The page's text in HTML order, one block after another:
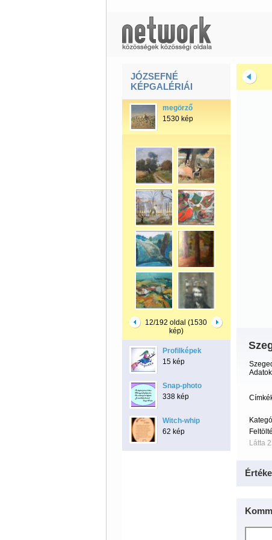
JÓZSEFNÉ
KÉPGALÉRIÁI
megörző
1530 kép
12/192 oldal (1530
kép)
Profilképek
15 kép
Snap-photo
338 kép
Witch-whip
62 kép
Látta